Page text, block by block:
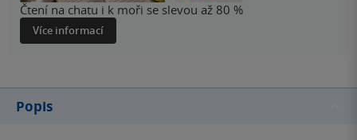
Čtení na chatu i k moři se slevou až 80 %
Více informací
Popis